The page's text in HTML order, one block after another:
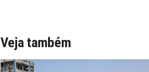
Veja também